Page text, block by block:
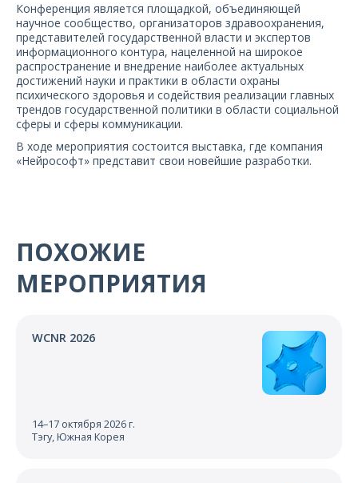
Конференция является площадкой, объединяющей
научное сообщество, организаторов здравоохранения,
представителей государственной власти и экспертов
информационного контура, нацеленной на широкое
распространение и внедрение наиболее актуальных
достижений науки и практики в области охраны
психического здоровья и содействия реализации главных
трендов государственной политики в области социальной
сферы и сферы коммуникации.
В ходе мероприятия состоится выставка, где компания
«Нейрософт» представит свои новейшие разработки.
ПОХОЖИЕ
МЕРОПРИЯТИЯ
WCNR 2026
14–17 октября 2026 г.
Тэгу, Южная Корея